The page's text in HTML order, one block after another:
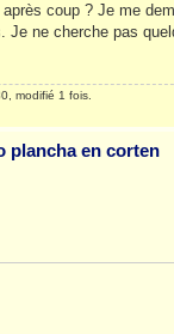
coup ? Je me
Je ne cherche pas
modifié 1 fois.
plancha en corten